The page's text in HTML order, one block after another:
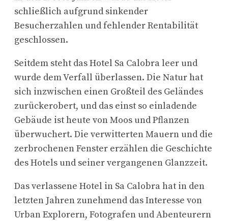
schließlich aufgrund sinkender
Besucherzahlen und fehlender Rentabilität
geschlossen.
Seitdem steht das Hotel Sa Calobra leer und
wurde dem Verfall überlassen. Die Natur hat
sich inzwischen einen Großteil des Geländes
zurückerobert, und das einst so einladende
Gebäude ist heute von Moos und Pflanzen
überwuchert. Die verwitterten Mauern und die
zerbrochenen Fenster erzählen die Geschichte
des Hotels und seiner vergangenen Glanzzeit.
Das verlassene Hotel in Sa Calobra hat in den
letzten Jahren zunehmend das Interesse von
Urban Explorern, Fotografen und Abenteurern